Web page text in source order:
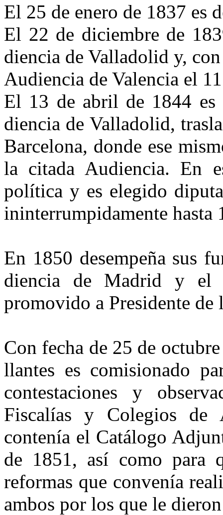
El 25 de enero de 1837 es
El 22 de diciembre de
diencia de Valladolid y,
Audiencia de Valencia el
El 13 de abril de 1844
diencia de Valladolid,
Barcelona, donde ese
la citada Audiencia. En
política y es elegido
ininterrumpida­mente hasta
En 1850 desempeña sus
diencia de Madrid y el
promovido a Presidente de
Con fecha de 25 de
llantes es comisionado
con­testaciones y
Fiscalías y Co­legios de
contenía el Catálogo
de 1851, así como para
reformas que convenía
ambos por los que le